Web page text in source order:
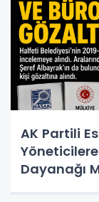
AK Partili
Dayanağı